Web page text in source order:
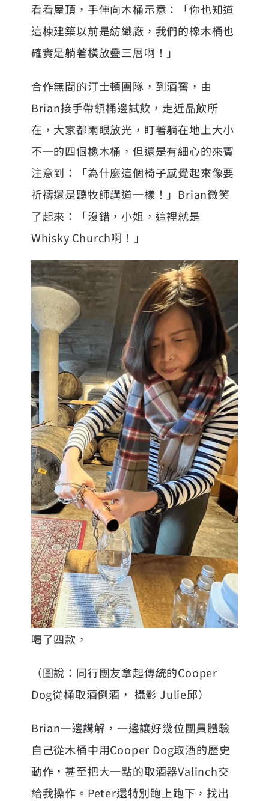
看看屋頂，手伸向木桶示意：「你也知道
這棟建築以前是紡織廠，我們的橡木桶也
確實是躺著橫放疊三層啊！」
合作無間的汀士頓團隊，到酒窖，由
Brian接手帶領桶邊試飲，走近品飲所
在，大家都兩眼放光，盯著躺在地上大小
不一的四個橡木桶，但還是有細心的來賓
注意到：「為什麼這個椅子感覺起來像要
祈禱還是聽牧師講道一樣！」Brian微笑
了起來：「沒錯，小姐，這裡就是
Whisky Church啊！」
喝了四款，
（圖說：同行團友拿起傳統的Cooper
Dog從桶取酒倒酒， 攝影 Julie邱）
Brian一邊講解，一邊讓好幾位團員體驗
自己從木桶中用Cooper Dog取酒的歷史
動作，甚至把大一點的取酒器Valinch交
給我操作。Peter還特別跑上跑下，找出